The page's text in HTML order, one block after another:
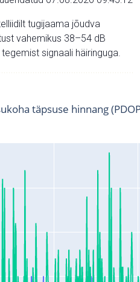
tugijaama jõudva
vahemikus 38–54 dB
signaali häiringuga.
täpsuse hinnang